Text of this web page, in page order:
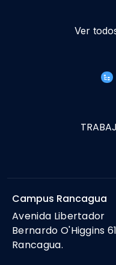
Ver
Campus Rancagua
Avenida Libertador
Bernardo O'Higgins
Rancagua.